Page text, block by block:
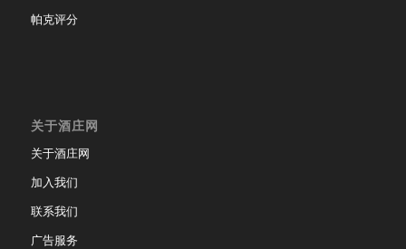
帕克评分
关于酒庄网
关于酒庄网
加入我们
联系我们
广告服务